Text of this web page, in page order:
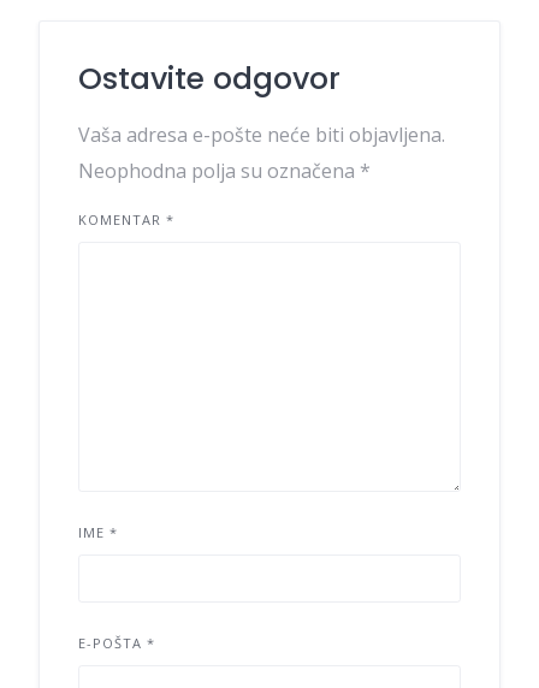
Ostavite odgovor
Vaša adresa e-pošte neće biti objavljena.
Neophodna polja su označena *
KOMENTAR *
IME *
E-POŠTA *